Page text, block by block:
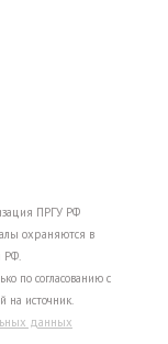
ПРГУ РФ
охраняются в
РФ.
по согласованию с
на источник.
данных